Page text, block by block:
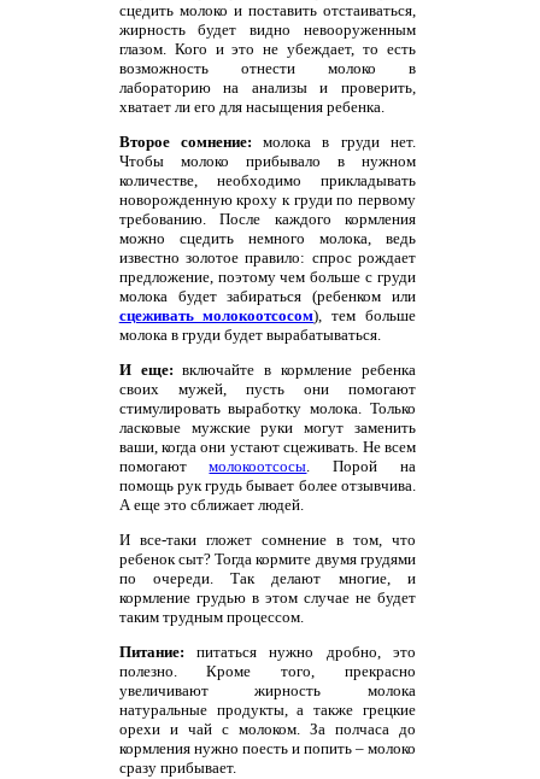
сцедить молоко и поставить отстаиваться,
жирность будет видно невооруженным
глазом. Кого и это не убеждает, то есть
возможность отнести молоко в
лабораторию на анализы и проверить,
хватает ли его для насыщения ребенка.
Второе сомнение: молока в груди нет.
Чтобы молоко прибывало в нужном
количестве, необходимо прикладывать
новорожденную кроху к груди по первому
требованию. После каждого кормления
можно сцедить немного молока, ведь
известно золотое правило: спрос рождает
предложение, поэтому чем больше с груди
молока будет забираться (ребенком или
сцеживать молокоотсосом), тем больше
молока в груди будет вырабатываться.
И еще: включайте в кормление ребенка
своих мужей, пусть они помогают
стимулировать выработку молока. Только
ласковые мужские руки могут заменить
ваши, когда они устают сцеживать. Не всем
помогаютмолокоотсосы. Порой на
помощь рук грудь бывает более отзывчива.
А еще это сближает людей.
И все-таки гложет сомнение в том, что
ребенок сыт? Тогда кормите двумя грудями
по очереди. Так делают многие, и
кормление грудью в этом случае не будет
таким трудным процессом.
Питание:питаться нужно дробно, это
полезно. Кроме того, прекрасно
увеличивают жирность молока
натуральные продукты, а также грецкие
орехи и чай с молоком. За полчаса до
кормления нужно поесть и попить – молоко
сразу прибывает.